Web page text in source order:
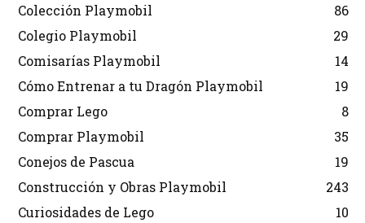
Colección Playmobil
86
Colegio Playmobil
29
Comisarías Playmobil
14
Cómo Entrenar a tu Dragón Playmobil
19
Comprar Lego
8
Comprar Playmobil
35
Conejos de Pascua
19
Construcción y Obras Playmobil
243
Curiosidades de Lego
10